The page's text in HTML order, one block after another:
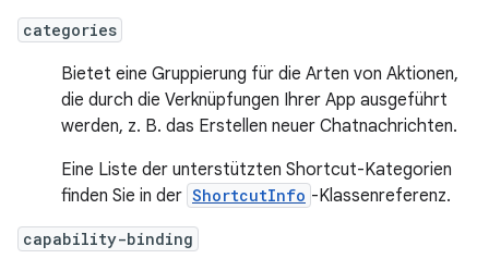
categories
Bietet eine Gruppierung für die Arten von Aktionen,
die durch die Verknüpfungen Ihrer App ausgeführt
werden, z. B. das Erstellen neuer Chatnachrichten.
Eine Liste der unterstützten Shortcut-Kategorien
finden Sie in der ShortcutInfo -Klassenreferenz.
capability-binding